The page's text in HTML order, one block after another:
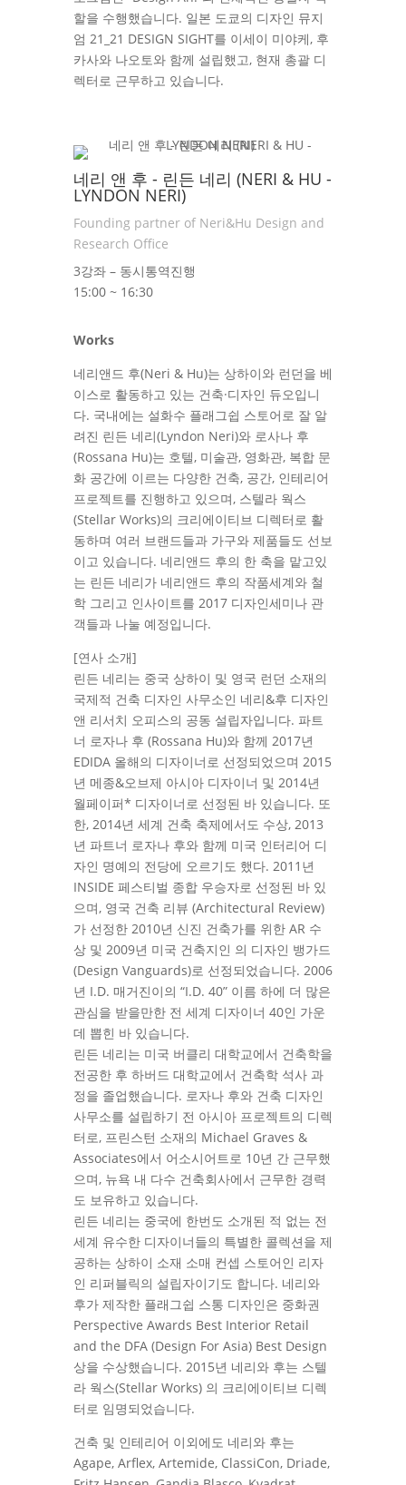
할을 수행했습니다. 일본 도쿄의 디자인 뮤지
엄 21_21 DESIGN SIGHT를 이세이 미야케, 후
카사와 나오토와 함께 설립했고, 현재 총괄 디
렉터로 근무하고 있습니다.
네리 앤 후 - 린든 네리 (NERI & HU -
LYNDON NERI)
Founding partner of Neri&Hu Design and
Research Office
3강좌 – 동시통역진행
15:00 ~ 16:30
Works
네리앤드 후(Neri & Hu)는 상하이와 런던을 베
이스로 활동하고 있는 건축·디자인 듀오입니
다. 국내에는 설화수 플래그쉽 스토어로 잘 알
려진 린든 네리(Lyndon Neri)와 로사나 후
(Rossana Hu)는 호텔, 미술관, 영화관, 복합 문
화 공간에 이르는 다양한 건축, 공간, 인테리어
프로젝트를 진행하고 있으며, 스텔라 웍스
(Stellar Works)의 크리에이티브 디렉터로 활
동하며 여러 브랜드들과 가구와 제품들도 선보
이고 있습니다. 네리앤드 후의 한 축을 맡고있
는 린든 네리가 네리앤드 후의 작품세계와 철
학 그리고 인사이트를 2017 디자인세미나 관
객들과 나눌 예정입니다.
[연사 소개]
린든 네리는 중국 상하이 및 영국 런던 소재의
국제적 건축 디자인 사무소인 네리&후 디자인
앤 리서치 오피스의 공동 설립자입니다. 파트
너 로자나 후 (Rossana Hu)와 함께 2017년
EDIDA 올해의 디자이너로 선정되었으며 2015
년 메종&오브제 아시아 디자이너 및 2014년
월페이퍼* 디자이너로 선정된 바 있습니다. 또
한, 2014년 세계 건축 축제에서도 수상, 2013
년 파트너 로자나 후와 함께 미국 인터리어 디
자인 명예의 전당에 오르기도 했다. 2011년
INSIDE 페스티벌 종합 우승자로 선정된 바 있
으며, 영국 건축 리뷰 (Architectural Review)
가 선정한 2010년 신진 건축가를 위한 AR 수
상 및 2009년 미국 건축지인 의 디자인 뱅가드
(Design Vanguards)로 선정되었습니다. 2006
년 I.D. 매거진이의 “I.D. 40” 이름 하에 더 많은
관심을 받을만한 전 세계 디자이너 40인 가운
데 뽑힌 바 있습니다.
린든 네리는 미국 버클리 대학교에서 건축학을
전공한 후 하버드 대학교에서 건축학 석사 과
정을 졸업했습니다. 로자나 후와 건축 디자인
사무소를 설립하기 전 아시아 프로젝트의 디렉
터로, 프린스턴 소재의 Michael Graves &
Associates에서 어소시어트로 10년 간 근무했
으며, 뉴욕 내 다수 건축회사에서 근무한 경력
도 보유하고 있습니다.
린든 네리는 중국에 한번도 소개된 적 없는 전
세계 유수한 디자이너들의 특별한 콜렉션을 제
공하는 상하이 소재 소매 컨셉 스토어인 리자
인 리퍼블릭의 설립자이기도 합니다. 네리와
후가 제작한 플래그쉽 스통 디자인은 중화권
Perspective Awards Best Interior Retail
and the DFA (Design For Asia) Best Design
상을 수상했습니다. 2015년 네리와 후는 스텔
라 웍스(Stellar Works) 의 크리에이티브 디렉
터로 임명되었습니다.
건축 및 인테리어 이외에도 네리와 후는
Agape, Arflex, Artemide, ClassiCon, Driade,